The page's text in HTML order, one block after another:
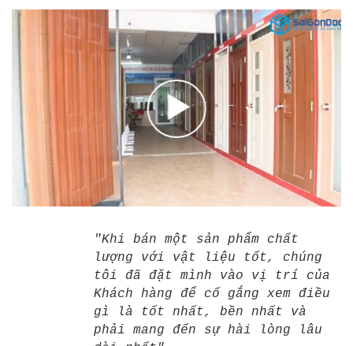
"Khi bán một sản phẩm chất
lượng với vật liệu tốt, chúng
tôi đã đặt mình vào vị trí của
Khách hàng để cố gắng xem điều
gì là tốt nhất, bền nhất và
phải mang đến sự hài lòng lâu